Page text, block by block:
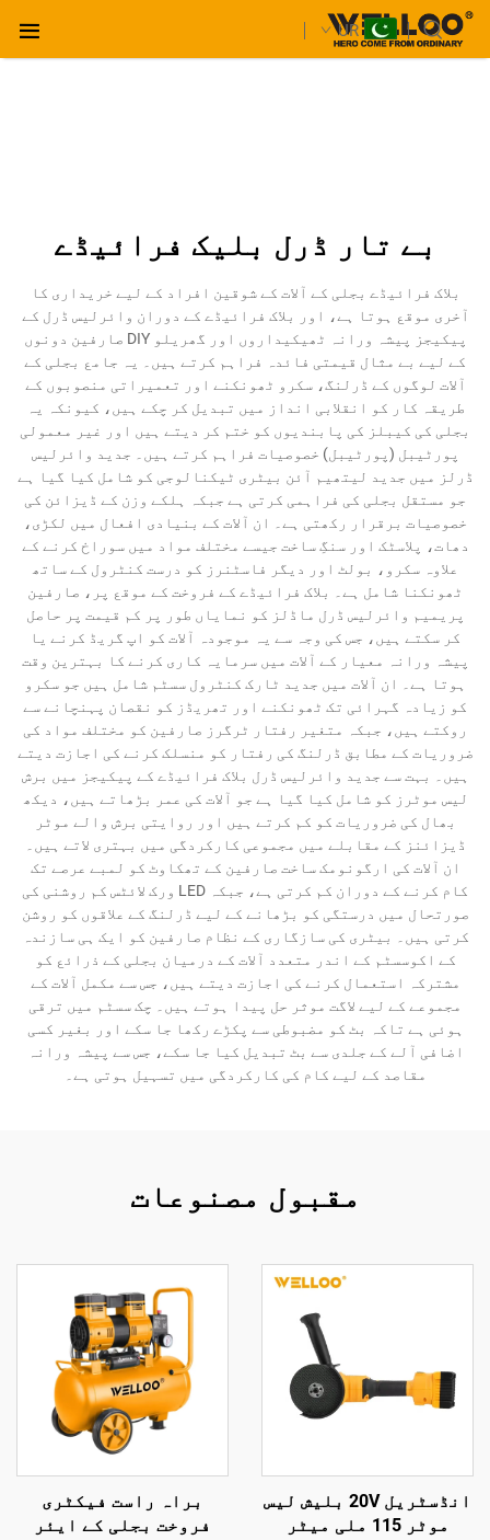
UR
بے تار ڈرل بلیک فرائیڈے
بلاک فرائیڈے بجلی کے آلات کے شوقین افراد کے لیے خریداری کا
آخری موقع ہوتا ہے، اور بلاک فرائیڈے کے دوران وائرلیس ڈرل کے
پیکیجز پیشہ ورانہ ٹھیکیداروں اور گھریلو DIY صارفین دونوں
کے لیے بے مثال قیمتی فائدہ فراہم کرتے ہیں۔ یہ جامع بجلی کے
آلات لوگوں کے ڈرلنگ، سکرو ٹھونکنے اور تعمیراتی منصوبوں کے
طریقہ کار کو انقلابی انداز میں تبدیل کر چکے ہیں، کیونکہ یہ
بجلی کی کیبلز کی پابندیوں کو ختم کر دیتے ہیں اور غیر معمولی
پورٹیبل (پورٹیبل) خصوصیات فراہم کرتے ہیں۔ جدید وائرلیس
ڈرلز میں جدید لیتھیم آئن بیٹری ٹیکنالوجی کو شامل کیا گیا ہے
جو مستقل بجلی کی فراہمی کرتی ہے جبکہ ہلکے وزن کے ڈیزائن کی
خصوصیات برقرار رکھتی ہے۔ ان آلات کے بنیادی افعال میں لکڑی،
دھات، پلاسٹک اور سنگِ ساخت جیسے مختلف مواد میں سوراخ کرنے کے
علاوہ سکرو، بولٹ اور دیگر فاسٹنرز کو درست کنٹرول کے ساتھ
ٹھونکنا شامل ہے۔ بلاک فرائیڈے کے فروخت کے موقع پر، صارفین
پریمیم وائرلیس ڈرل ماڈلز کو نمایاں طور پر کم قیمت پر حاصل
کر سکتے ہیں، جس کی وجہ سے یہ موجودہ آلات کو اپ گریڈ کرنے یا
پیشہ ورانہ معیار کے آلات میں سرمایہ کاری کرنے کا بہترین وقت
ہوتا ہے۔ ان آلات میں جدید ٹارک کنٹرول سسٹم شامل ہیں جو سکرو
کو زیادہ گہرائی تک ٹھونکنے اور تھریڈز کو نقصان پہنچانے سے
روکتے ہیں، جبکہ متغیر رفتار ٹرگرز صارفین کو مختلف مواد کی
ضروریات کے مطابق ڈرلنگ کی رفتار کو منسلک کرنے کی اجازت دیتے
ہیں۔ بہت سے جدید وائرلیس ڈرل بلاک فرائیڈے کے پیکیجز میں برش
لیس موٹرز کو شامل کیا گیا ہے جو آلات کی عمر بڑھاتے ہیں، دیکھ
بھال کی ضروریات کو کم کرتے ہیں اور روایتی برش والے موٹر
ڈیزائنز کے مقابلے میں مجموعی کارکردگی میں بہتری لاتے ہیں۔
ان آلات کی ارگونومک ساخت صارفین کے تھکاوٹ کو لمبے عرصے تک
کام کرنے کے دوران کم کرتی ہے، جبکہ LED ورک لائٹس کم روشنی کی
صورتحال میں درستگی کو بڑھانے کے لیے ڈرلنگ کے علاقوں کو روشن
کرتی ہیں۔ بیٹری کی سازگاری کے نظام صارفین کو ایک ہی سازندہ
کے اکوسسٹم کے اندر متعدد آلات کے درمیان بجلی کے ذرائع کو
مشترکہ استعمال کرنے کی اجازت دیتے ہیں، جس سے مکمل آلات کے
مجموعے کے لیے لاگت موثر حل پیدا ہوتے ہیں۔ چک سسٹم میں ترقی
ہوئی ہے تاکہ بٹ کو مضبوطی سے پکڑے رکھا جا سکے اور بغیر کسی
اضافی آلے کے جلدی سے بٹ تبدیل کیا جا سکے، جس سے پیشہ ورانہ
مقاصد کے لیے کام کی کارکردگی میں تسہیل ہوتی ہے۔
مقبول مصنوعات
انڈسٹریل 20V بلیش لیس
موٹر 115 ملی میٹر
براہ راست فیکٹری
فروخت بجلی کے ایئر